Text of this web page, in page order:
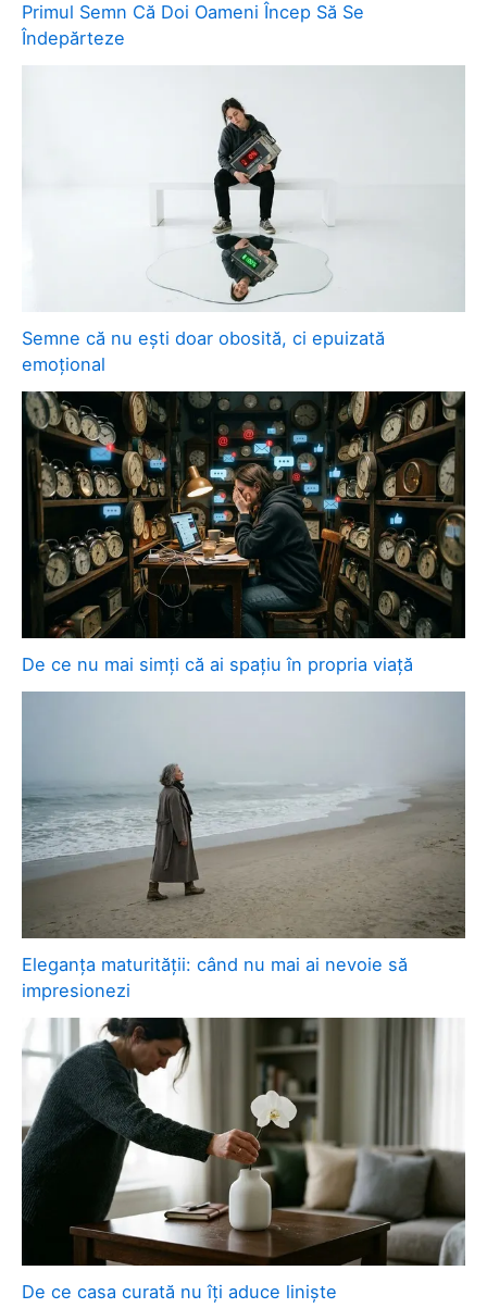
Primul Semn Că Doi Oameni Încep Să Se
Îndepărteze
Semne că nu ești doar obosită, ci epuizată
emoțional
De ce nu mai simți că ai spațiu în propria viață
Eleganța maturității: când nu mai ai nevoie să
impresionezi
De ce casa curată nu îți aduce liniște